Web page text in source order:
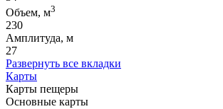
Объем, м3
230
Амплитуда, м
27
Развернуть все вкладки
Карты
Карты пещеры
Основные карты